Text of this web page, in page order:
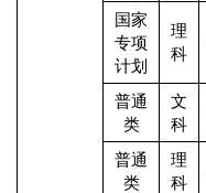
国家
专项
计划
理
科
普通
类
文
科
普通
类
理
科